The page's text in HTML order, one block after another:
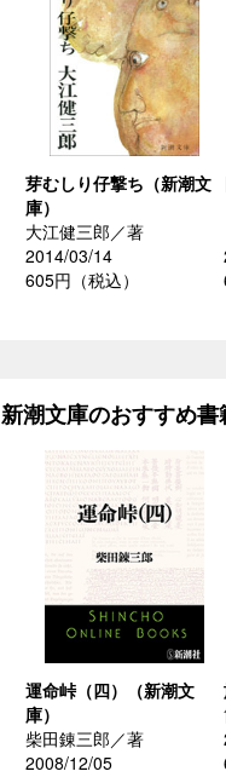
芽むしり仔撃ち（新潮文
庫）
大江健三郎／著
2014/03/14
605円（税込）
新潮文庫のおすすめ書
運命峠（四）（新潮文
庫）
柴田錬三郎／著
2008/12/05